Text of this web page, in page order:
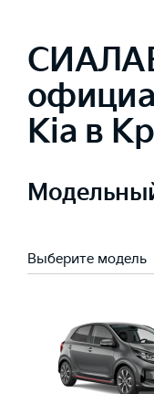
Kia в
Выберите модель